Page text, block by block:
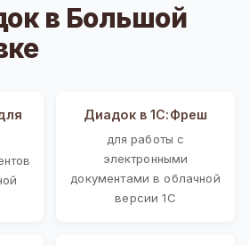
в Большой
Диадок в 1С:Фреш
для работы с
электронными
документами в облачной
версии 1С